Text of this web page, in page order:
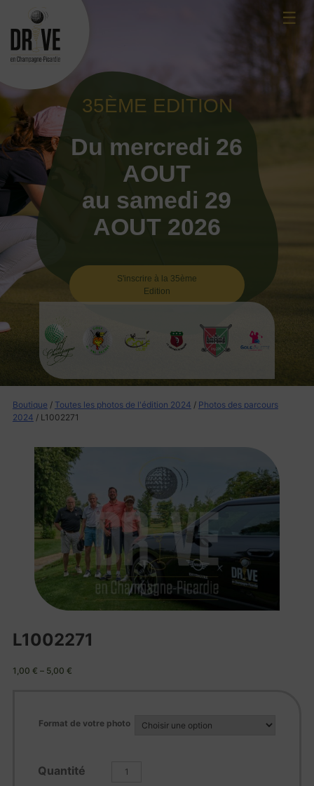
content
☰
35ÈME EDITION
Du mercredi 26
AOUT
au samedi 29
AOUT 2026
S'inscrire à la 35ème
Edition
Boutique / Toutes les photos de l'édition 2024 / Photos des parcours
2024 / L1002271
L1002271
1,00 € – 5,00 €
Format de votre photo
quantité